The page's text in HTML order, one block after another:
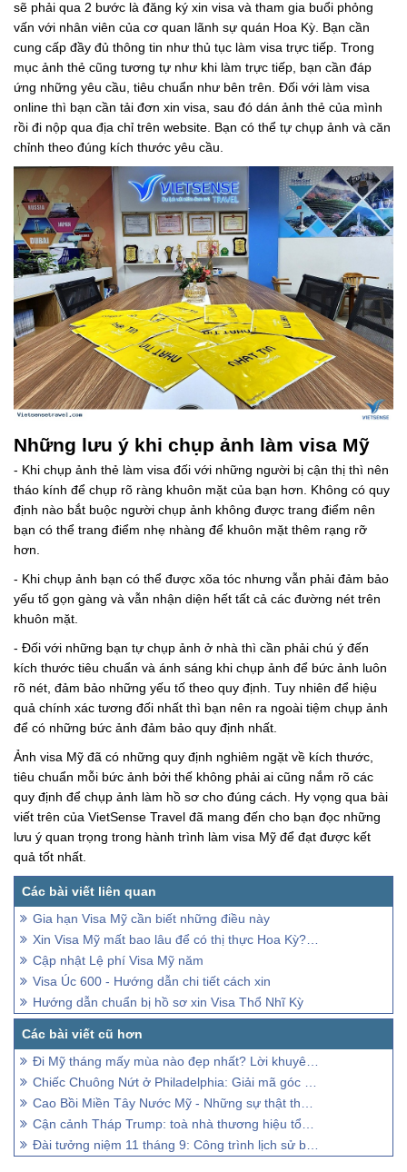
sẽ phải qua 2 bước là đăng ký xin visa và tham gia buổi phỏng
vấn với nhân viên của cơ quan lãnh sự quán Hoa Kỳ. Bạn cần
cung cấp đầy đủ thông tin như thủ tục làm visa trực tiếp. Trong
mục ảnh thẻ cũng tương tự như khi làm trực tiếp, bạn cần đáp
ứng những yêu cầu, tiêu chuẩn như bên trên. Đối với làm visa
online thì bạn cần tải đơn xin visa, sau đó dán ảnh thẻ của mình
rồi đi nộp qua địa chỉ trên website. Bạn có thể tự chụp ảnh và căn
chỉnh theo đúng kích thước yêu cầu.
Những lưu ý khi chụp ảnh làm visa Mỹ
- Khi chụp ảnh thẻ làm visa đối với những người bị cận thị thì nên
tháo kính để chụp rõ ràng khuôn mặt của bạn hơn. Không có quy
định nào bắt buộc người chụp ảnh không được trang điểm nên
bạn có thể trang điểm nhẹ nhàng để khuôn mặt thêm rạng rỡ
hơn.
- Khi chụp ảnh bạn có thể được xõa tóc nhưng vẫn phải đảm bảo
yếu tố gọn gàng và vẫn nhận diện hết tất cả các đường nét trên
khuôn mặt.
- Đối với những bạn tự chụp ảnh ở nhà thì cần phải chú ý đến
kích thước tiêu chuẩn và ánh sáng khi chụp ảnh để bức ảnh luôn
rõ nét, đảm bảo những yếu tố theo quy định. Tuy nhiên để hiệu
quả chính xác tương đối nhất thì bạn nên ra ngoài tiệm chụp ảnh
để có những bức ảnh đảm bảo quy định nhất.
Ảnh visa Mỹ đã có những quy định nghiêm ngặt về kích thước,
tiêu chuẩn mỗi bức ảnh bởi thế không phải ai cũng nắm rõ các
quy định để chụp ảnh làm hồ sơ cho đúng cách. Hy vọng qua bài
viết trên của VietSense Travel đã mang đến cho bạn đọc những
lưu ý quan trọng trong hành trình làm visa Mỹ để đạt được kết
quả tốt nhất.
Gia hạn Visa Mỹ cần biết những điều này
Xin Visa Mỹ mất bao lâu để có thị thực Hoa Kỳ? Giải đáp
Cập nhật Lệ phí Visa Mỹ năm
Visa Úc 600 - Hướng dẫn chi tiết cách xin
Hướng dẫn chuẩn bị hồ sơ xin Visa Thổ Nhĩ Kỳ
Đi Mỹ tháng mấy mùa nào đẹp nhất? Lời khuyên từ HDV
Chiếc Chuông Nứt ở Philadelphia: Giải mã góc khuất tự do
Cao Bồi Miền Tây Nước Mỹ - Những sự thật thú vị chưa kể
Cận cảnh Tháp Trump: toà nhà thương hiệu tổng thống Mỹ
Đài tưởng niệm 11 tháng 9: Công trình lịch sử buồn New York 2001